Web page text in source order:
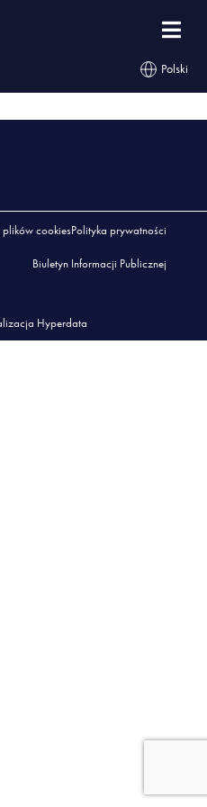
Polski
plików cookiesPolityka prywatności
Biuletyn Informacji Publicznej
Hyperdata